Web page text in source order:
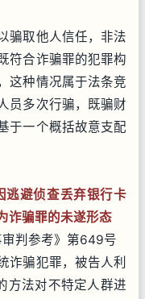
骗取他人信任，非法
符合诈骗罪的犯罪构
这种情况属于法条竞
员多次行骗，既骗财
于一个概括故意支配
逃避侦查丢弃银行卡
诈骗罪的未遂形态
判参考》第649号
诈骗犯罪，被告人利
方法对不特定人群进